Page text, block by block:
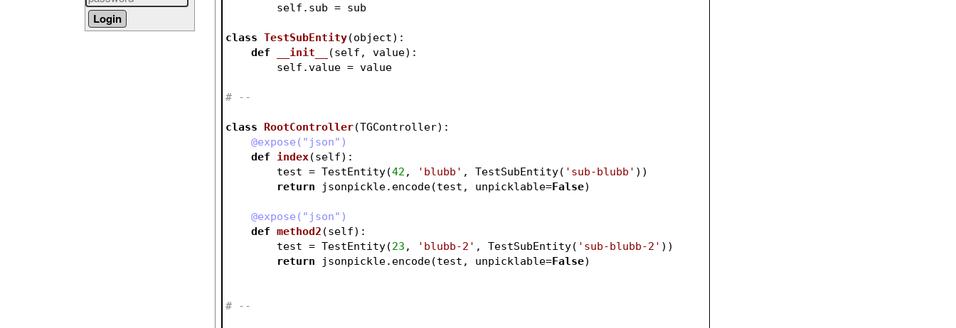
        self.sub = sub
class TestSubEntity(object) :
def
__init__ (self, value) :
        self.value = value
# --
class RootController(TGController) :
    @expose("json")
def
index(self) :
        test = TestEntity(
42 , 'blubb' , TestSubEntity( 'sub-blubb' ))
return jsonpickle.encode(test, unpicklable=False)
    @expose("json")
def method2 (self) :
        test = TestEntity(
23 , 'blubb-2' , TestSubEntity( 'sub-blubb-2' ))
return jsonpickle.encode(test, unpicklable=False)
# --